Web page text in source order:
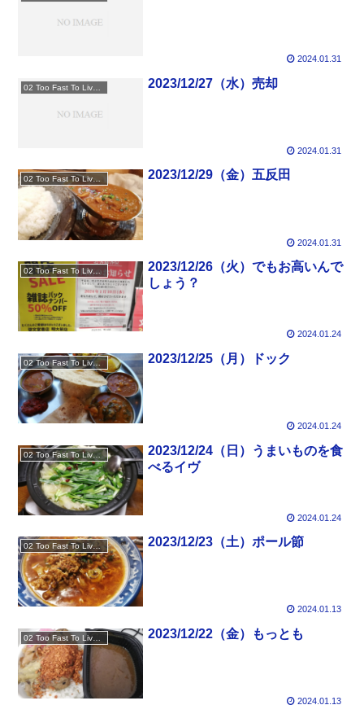
2024.01.31
2023/12/27（水）売却
2024.01.31
02 Too Fast To Live Too Young To Die 2023/12/29（金）五反田
2024.01.31
02 Too Fast To Live Too Young To Die
2023/12/26（火）でもお高いんで
しょう？
2024.01.24
02 Too Fast To Live Too Young To Die 2023/12/25（月）ドック
2024.01.24
02 Too Fast To Live Too Young To Die
2023/12/24（日）うまいものを食
べるイヴ
2024.01.24
02 Too Fast To Live Too Young To Die 2023/12/23（土）ポール節
2024.01.13
2023/12/22（金）もっとも
2024.01.13